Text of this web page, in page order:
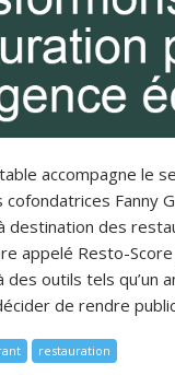
accompagne le
cofondatrices Fanny
destination des
appelé Resto-
des outils tels
de rendre
restauration